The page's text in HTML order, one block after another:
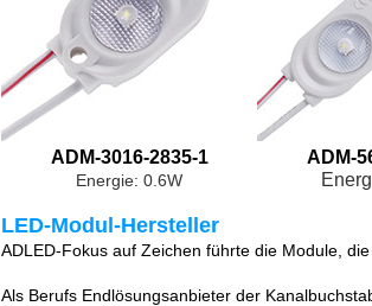
ADM-3016-2835-1
Energie: 0.6W
ADM-
LED-Modul-Hersteller
ADLED-Fokus auf Zeichen führte die Module,
Als Berufs Endlösungsanbieter der